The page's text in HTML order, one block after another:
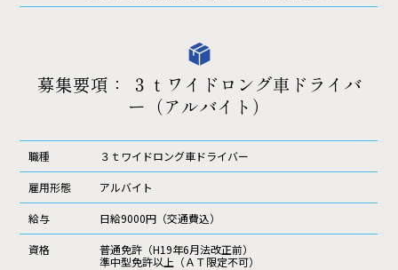
募集要項： ３ｔワイドロング車ドライバ
ー（アルバイト）
職種 ３ｔワイドロング車ドライバー
雇用形態 アルバイト
給与 日給9000円（交通費込）
資格
普通免許（H19年6月法改正前）
準中型免許以上（ＡＴ限定不可）